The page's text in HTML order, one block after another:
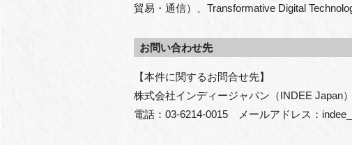
貿易・通信）、Transformative Digital
お問い合わせ先
【本件に関するお問合せ先】
株式会社インディージャパン（INDEE Japan）
電話：03-6214-0015　メールアドレス：